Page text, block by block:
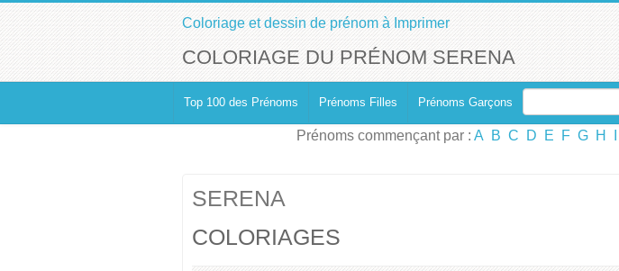
Coloriage et dessin de prénom à Imprimer
COLORIAGE DU PRÉNOM SERENA
Top 100 des Prénoms Prénoms Filles Prénoms Garçons
Prénoms commençant par : A B C D E F G H
SERENA
COLORIAGES